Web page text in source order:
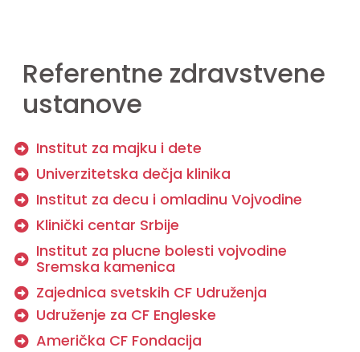
Referentne zdravstvene
ustanove
Institut za majku i dete
Univerzitetska dečja klinika
Institut za decu i omladinu Vojvodine
Klinički centar Srbije
Institut za plucne bolesti vojvodine
Sremska kamenica
Zajednica svetskih CF Udruženja
Udruženje za CF Engleske
Američka CF Fondacija